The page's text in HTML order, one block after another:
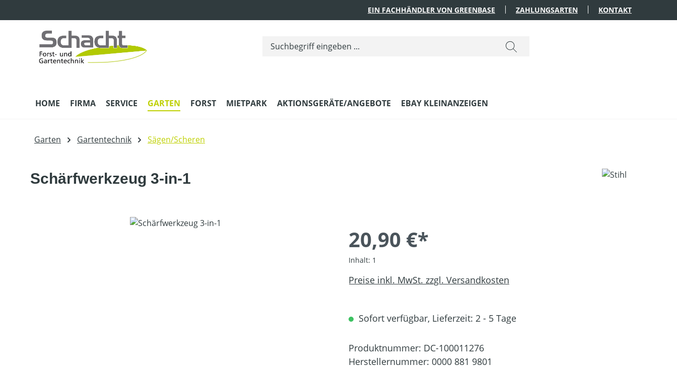
EIN FACHHÄNDLER VON GREENBASE ZAHLUNGSARTEN KONTAKT
HOME FIRMA SERVICE GARTEN FORST MIETPARK AKTIONSGERÄTE/ANGEBOTE EBAY KLEINANZEIGEN
Garten Gartentechnik Sägen/Scheren
Schärfwerkzeug 3-in-1
20,90 €*
Inhalt: 1
Preise inkl. MwSt. zzgl. Versandkosten
Sofort verfügbar, Lieferzeit: 2 - 5 Tage
Produktnummer: DC-100011276
Herstellernummer: 0000 881 9801